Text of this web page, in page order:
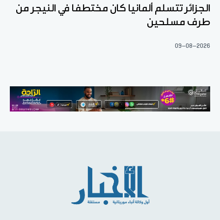
الجزائر تتسلم ألمانيا كان مختطفا في النيجر من
طرف مسلحين
09-08-2026